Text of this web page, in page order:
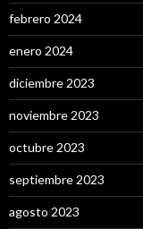
febrero 2024
enero 2024
diciembre 2023
noviembre 2023
octubre 2023
septiembre 2023
agosto 2023